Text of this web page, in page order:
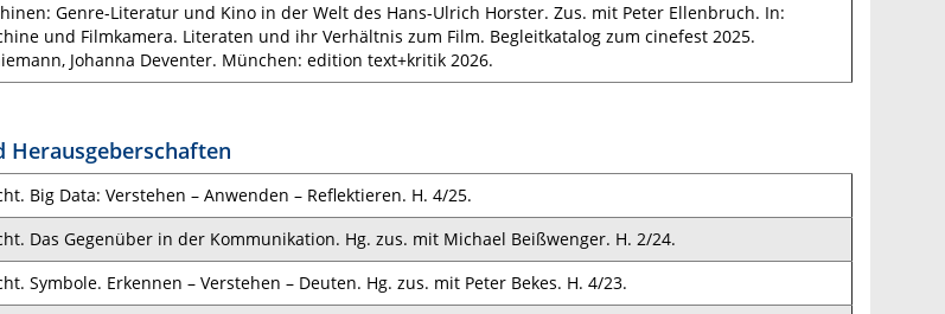
Genre-Literatur und Kino in der Welt des Hans-Ulrich Horster. Zus. mit Peter Ellenbruch. In:
und Filmkamera. Literaten und ihr Verhältnis zum Film. Begleitkatalog zum cinefest 2025.
Johanna Deventer. München: edition text+kritik 2026.
Herausgeberschaften
Big Data: Verstehen – Anwenden – Reflektieren. H. 4/25.
Das Gegenüber in der Kommunikation. Hg. zus. mit Michael Beißwenger. H. 2/24.
Symbole. Erkennen – Verstehen – Deuten. Hg. zus. mit Peter Bekes. H. 4/23.